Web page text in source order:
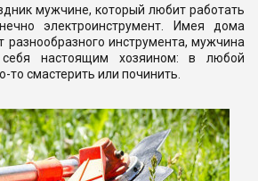
мужчине, который любит работать
электроинструмент. Имея дома
разнообразного инструмента, мужчина
себя настоящим хозяином: в любой
то смастерить или починить.